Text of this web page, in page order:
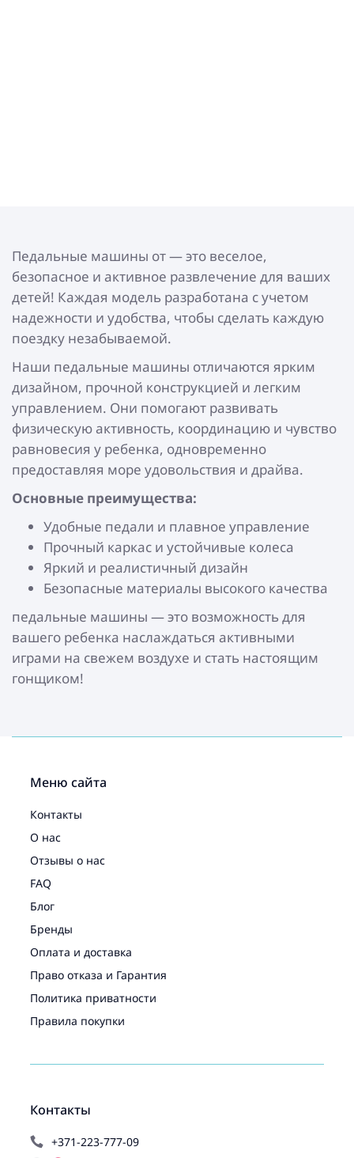
Педальные машины от — это веселое,
безопасное и активное развлечение для ваших
детей! Каждая модель разработана с учетом
надежности и удобства, чтобы сделать каждую
поездку незабываемой.
Наши педальные машины отличаются ярким
дизайном, прочной конструкцией и легким
управлением. Они помогают развивать
физическую активность, координацию и чувство
равновесия у ребенка, одновременно
предоставляя море удовольствия и драйва.
Основные преимущества:
Удобные педали и плавное управление
Прочный каркас и устойчивые колеса
Яркий и реалистичный дизайн
Безопасные материалы высокого качества
педальные машины — это возможность для
вашего ребенка наслаждаться активными
играми на свежем воздухе и стать настоящим
гонщиком!
Контакты
+371-223-777-09
Меню сайта
Контакты
О нас
Отзывы о нас
FAQ
Блог
Бренды
Оплата и доставка
Право отказа и Гарантия
Политика приватности
Правила покупки